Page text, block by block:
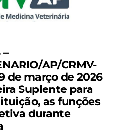
–
AP/CRMV-
de março de 2026
Suplente para
as funções
durante